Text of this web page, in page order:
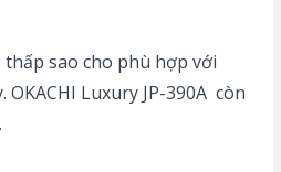
sao cho phù hợp với
Luxury JP-390A còn